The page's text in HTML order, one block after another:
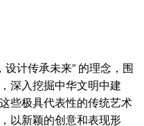
设计传承未来” 的理念，围
深入挖掘中华文明中建
些极具代表性的传统艺术
以新颖的创意和表现形